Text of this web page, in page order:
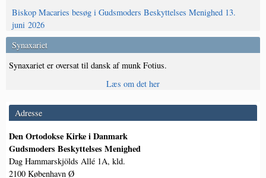
Biskop Macaries besøg i Gudsmoders Beskyttelses Menighed 13.
juni 2026
Synaxariet
Synaxariet er oversat til dansk af munk Fotius.
Læs om det her
Adresse
Den Ortodokse Kirke i Danmark
Gudsmoders Beskyttelses Menighed
Dag Hammarskjölds Allé 1A, kld.
2100 København Ø